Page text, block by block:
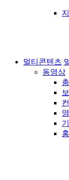
멀티콘텐츠
동영상